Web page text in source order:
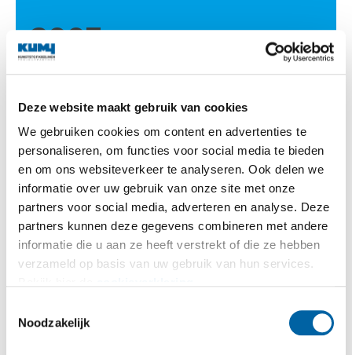
Deze website maakt gebruik van cookies
We gebruiken cookies om content en advertenties te
personaliseren, om functies voor social media te bieden
en om ons websiteverkeer te analyseren. Ook delen we
informatie over uw gebruik van onze site met onze
partners voor social media, adverteren en analyse. Deze
partners kunnen deze gegevens combineren met andere
informatie die u aan ze heeft verstrekt of die ze hebben
verzameld op basis van uw gebruik van hun services.
Noodzakelijk
2003
Uitbouw eigen montageploeg
De montageploeg die sinds 1990 actief is in
Noord-Nederland wordt in 2003 omgevormd
tot een zelfstandige businessunit. Deze stap
versterkt het imago van Kumij als full-service
projectpartner.